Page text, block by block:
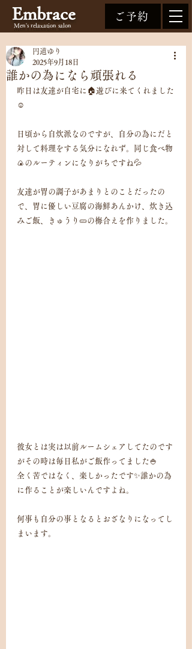
Men's relaxation salon
Embrace ご予約
誰かの為になら頑張れる
円道ゆり
2025年9月18日
昨日は友達が自宅に🏠遊びに来てくれました
☺️
日頃から自炊派なのですが、自分の為にだと
対して料理をする気分になれず。同じ食べ物
🍙のルーティンになりがちですね💦
友達が胃の調子があまりとのことだったの
で、胃に優しい豆腐の海鮮あんかけ、炊き込
みご飯、きゅうり🥒の梅合えを作りました。
彼女とは実は以前ルームシェアしてたのです
がその時は毎日私がご飯作ってました🍚
全く苦ではなく、楽しかったです✨誰かの為
に作ることが楽しいんですよね。
何事も自分の事となるとおざなりになってし
まいます。